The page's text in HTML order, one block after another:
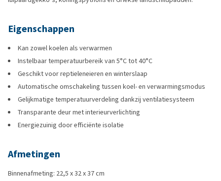
Eigenschappen
Kan zowel koelen als verwarmen
Instelbaar temperatuurbereik van 5°C tot 40°C
Geschikt voor reptieleneieren en winterslaap
Automatische omschakeling tussen koel- en verwarmingsmodus
Gelijkmatige temperatuurverdeling dankzij ventilatiesysteem
Transparante deur met interieurverlichting
Energiezuinig door efficiënte isolatie
Afmetingen
Binnenafmeting: 22,5 x 32 x 37 cm